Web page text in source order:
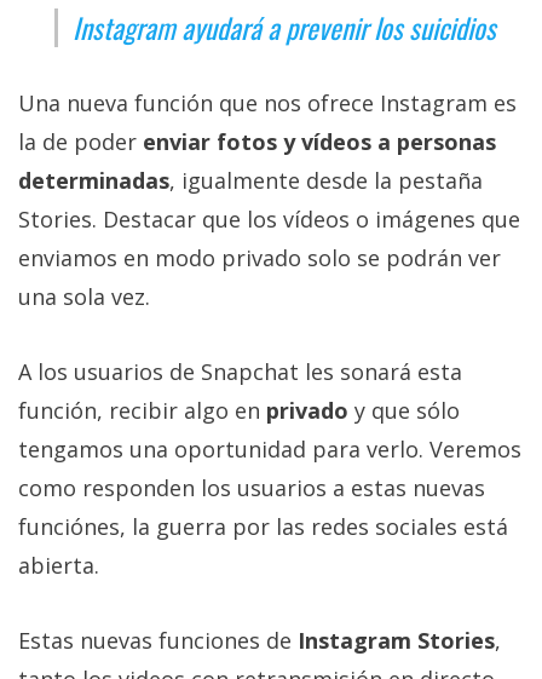
Instagram ayudará a prevenir los suicidios
Una nueva función que nos ofrece Instagram es
la de poder enviar fotos y vídeos a personas
determinadas, igualmente desde la pestaña
Stories. Destacar que los vídeos o imágenes que
enviamos en modo privado solo se podrán ver
una sola vez.
A los usuarios de Snapchat les sonará esta
función, recibir algo en privado y que sólo
tengamos una oportunidad para verlo. Veremos
como responden los usuarios a estas nuevas
funciónes, la guerra por las redes sociales está
abierta.
Estas nuevas funciones de Instagram Stories,